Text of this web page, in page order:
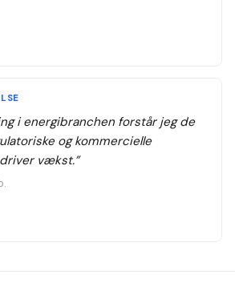
i energibranchen forstår jeg de
og kommercielle
vækst.”